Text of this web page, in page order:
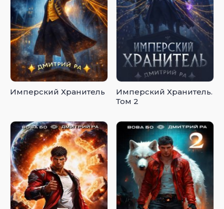
Имперский Хранитель
Имперский Хранитель.
Том 2